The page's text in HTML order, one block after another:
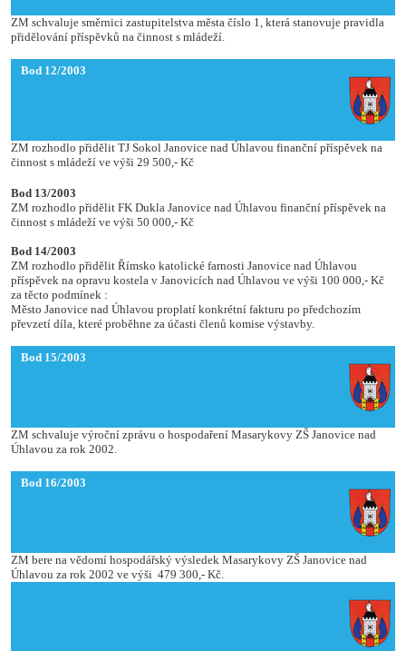
ZM schvaluje směrnici zastupitelstva města číslo 1, která stanovuje pravidla
přidělování příspěvků na činnost s mládeží.
Bod 12/2003
ZM rozhodlo přidělit TJ Sokol Janovice nad Úhlavou finanční příspěvek na
činnost s mládeží ve výši 29 500,- Kč
Bod 13/2003
ZM rozhodlo přidělit FK Dukla Janovice nad Úhlavou finanční příspěvek na
činnost s mládeží ve výši 50 000,- Kč
Bod 14/2003
ZM rozhodlo přidělit Římsko katolické farnosti Janovice nad Úhlavou
příspěvek na opravu kostela v Janovicích nad Úhlavou ve výši 100 000,- Kč
za těcto podmínek :
Město Janovice nad Úhlavou proplatí konkrétní fakturu po předchozím
převzetí díla, které proběhne za účasti členů komise výstavby.
Bod 15/2003
ZM schvaluje výroční zprávu o hospodaření Masarykovy ZŠ Janovice nad
Úhlavou za rok 2002.
Bod 16/2003
ZM bere na vědomí hospodářský výsledek Masarykovy ZŠ Janovice nad
Úhlavou za rok 2002 ve výši 479 300,- Kč.